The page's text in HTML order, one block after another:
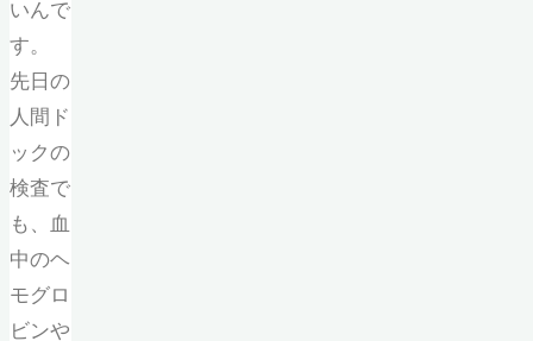
いんで
す。
先日の
人間ド
ックの
検査で
も、血
中のヘ
モグロ
ビンや